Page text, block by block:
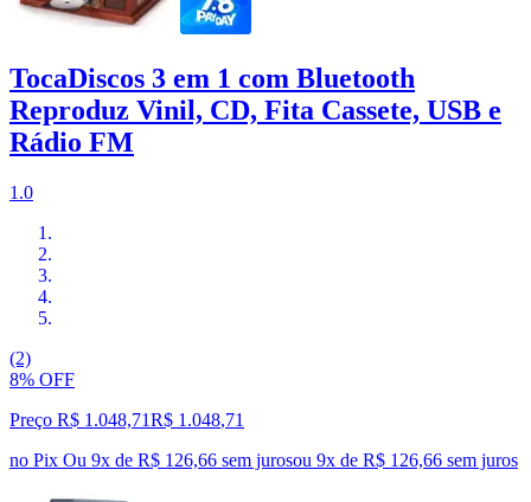
TocaDiscos 3 em 1 com Bluetooth
Reproduz Vinil, CD, Fita Cassete, USB e
Rádio FM
1.0
(2)
8% OFF
Preço R$ 1.048,71R$ 1.048,71
no Pix Ou 9x de R$ 126,66 sem jurosou 9x de R$ 126,66 sem juros